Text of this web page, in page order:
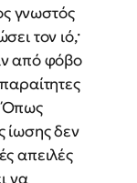
γνωστός
τον ιό,·
από φόβο
Όπως
ίωσης δεν
απειλές
να